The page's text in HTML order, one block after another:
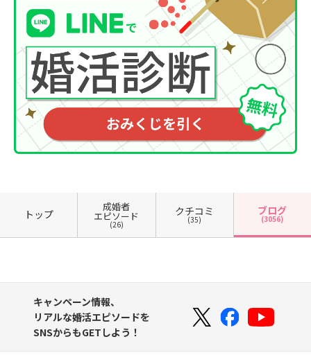
トップ
成婚者
エピソード
(26)
クチコミ
(35)
ブログ
(3056)
キャンペーン情報、
リアルな婚活エピソードを
SNSからもGETしよう！